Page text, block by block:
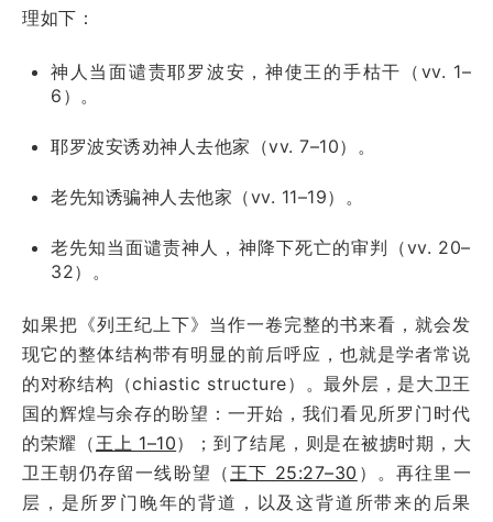
理如下：
神人当面谴责耶罗波安，神使王的手枯干（vv. 1–
6）。
耶罗波安诱劝神人去他家（vv. 7–10）。
老先知诱骗神人去他家（vv. 11–19）。
老先知当面谴责神人，神降下死亡的审判（vv. 20–
32）。
如果把《列王纪上下》当作一卷完整的书来看，就会发
现它的整体结构带有明显的前后呼应，也就是学者常说
的对称结构（chiastic structure）。最外层，是大卫王
国的辉煌与余存的盼望：一开始，我们看见所罗门时代
的荣耀（ 王上 1–10）；到了结尾，则是在被掳时期，大
卫王朝仍存留一线盼望（ 王下 25:27–30 ）。再往里一
层，是所罗门晚年的背道，以及这背道所带来的后果